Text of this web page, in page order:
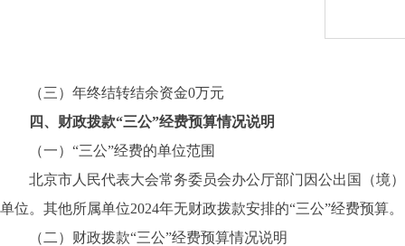
（三）年终结转结余资金0万元
四、财政拨款“三公”经费预算情况说明
（一）“三公”经费的单位范围
北京市人民代表大会常务委员会办公厅部门因公出国（境）
单位。其他所属单位2024年无财政拨款安排的“三公”经费预算。
（二）财政拨款“三公”经费预算情况说明